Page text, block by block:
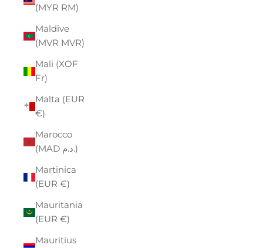
(MYR RM)
Maldive
(MVR MVR)
Mali (XOF
Fr)
Malta (EUR
€)
Marocco
(MAD د.م.)
Martinica
(EUR €)
Mauritania
(EUR €)
Mauritius